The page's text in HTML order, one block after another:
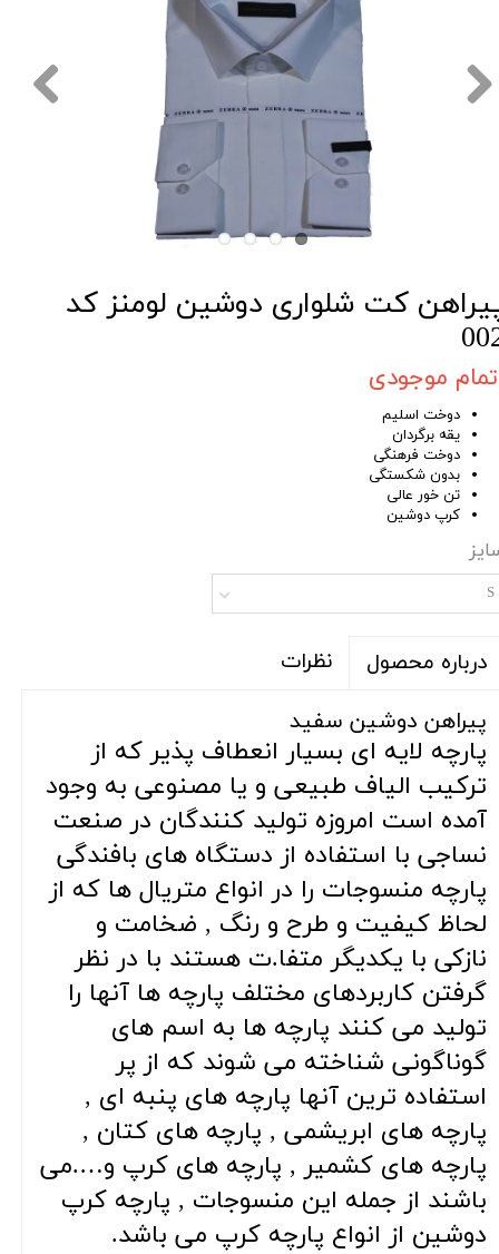
کت شلواری دوشین لومنز کد
موجودی
دوخت اسلیم
یقه برگردان
دوخت فرهنگی
بدون شکستگی
تن خور عالی
کرپ دوشین
S
درباره محصول نظرات
پیراهن دوشین سفید
پارچه لایه ای بسیار انعطاف پذیر که از
ترکیب الیاف طبیعی و یا مصنوعی به وجود
آمده است امروزه تولید کنندگان در صنعت
نساجی با استفاده از دستگاه های بافندگی
پارچه منسوجات را در انواع متریال ها که از
لحاظ کیفیت و طرح و رنگ , ضخامت و
نازکی با یکدیگر متفا.ت هستند با در نظر
گرفتن کاربردهای مختلف پارچه ها آنها را
تولید می کنند پارچه ها به اسم های
گوناگونی شناخته می شوند که از پر
استفاده ترین آنها پارچه های پنبه ای ,
پارچه های ابریشمی , پارچه های کتان ,
پارچه های کشمیر , پارچه های کرپ و….می
باشند از جمله این منسوجات , پارچه کرپ
دوشین از انواع پارچه کرپ می باشد.